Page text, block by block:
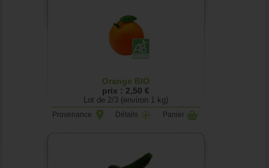
Orange BIO
prix : 2,50 €
Lot de 2/3 (environ 1 kg)
Provenance Détails Panier